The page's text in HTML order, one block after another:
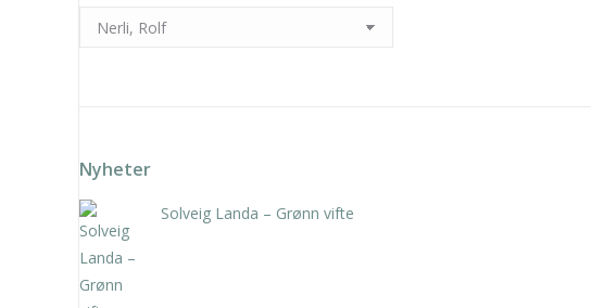
Nyheter
Solveig Landa – Grønn vifte